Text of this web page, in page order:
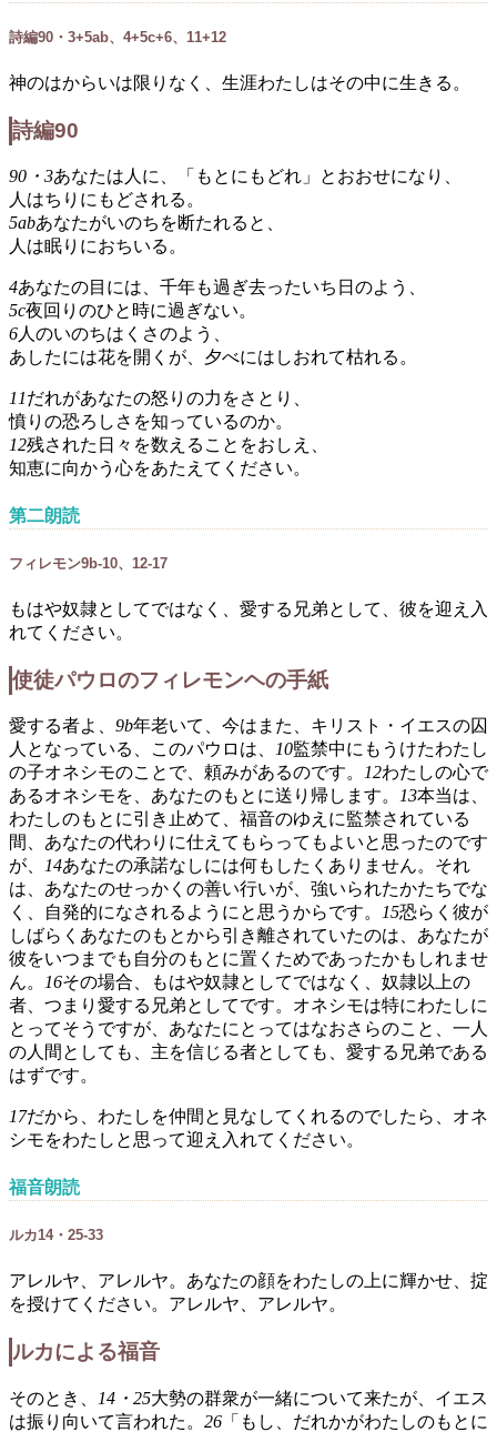
詩編90・3+5ab、4+5c+6、11+12
神のはからいは限りなく、生涯わたしはその中に生きる。
詩編90
90・3あなたは人に、「もとにもどれ」とおおせになり、
人はちりにもどされる。
5abあなたがいのちを断たれると、
人は眠りにおちいる。
4あなたの目には、千年も過ぎ去ったいち日のよう、
5c夜回りのひと時に過ぎない。
6人のいのちはくさのよう、
あしたには花を開くが、夕べにはしおれて枯れる。
11だれがあなたの怒りの力をさとり、
憤りの恐ろしさを知っているのか。
12残された日々を数えることをおしえ、
知恵に向かう心をあたえてください。
第二朗読
フィレモン9b-10、12-17
もはや奴隷としてではなく、愛する兄弟として、彼を迎え入
れてください。
使徒パウロのフィレモンヘの手紙
愛する者よ、 9b年老いて、今はまた、キリスト・イエスの囚
人となっている、このパウロは、 10監禁中にもうけたわたし
の子オネシモのことで、頼みがあるのです。 12わたしの心で
あるオネシモを、あなたのもとに送り帰します。 13本当は、
わたしのもとに引き止めて、福音のゆえに監禁されている
間、あなたの代わりに仕えてもらってもよいと思ったのです
が、 14あなたの承諾なしには何もしたくありません。それ
は、あなたのせっかくの善い行いが、強いられたかたちでな
く、自発的になされるようにと思うからです。 15恐らく彼が
しばらくあなたのもとから引き離されていたのは、あなたが
彼をいつまでも自分のもとに置くためであったかもしれませ
ん。 16その場合、もはや奴隷としてではなく、奴隷以上の
者、つまり愛する兄弟としてです。オネシモは特にわたしに
とってそうですが、あなたにとってはなおさらのこと、一人
の人間としても、主を信じる者としても、愛する兄弟である
はずです。
17だから、わたしを仲間と見なしてくれるのでしたら、オネ
シモをわたしと思って迎え入れてください。
福音朗読
ルカ14・25-33
アレルヤ、アレルヤ。あなたの顔をわたしの上に輝かせ、掟
を授けてください。アレルヤ、アレルヤ。
ルカによる福音
そのとき、 14・25大勢の群衆が一緒について来たが、イエス
は振り向いて言われた。 26 「もし、だれかがわたしのもとに